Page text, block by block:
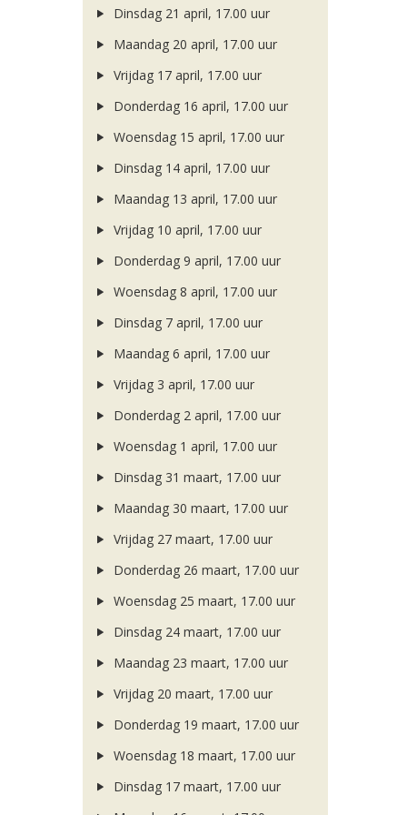
Dinsdag 21 april, 17.00 uur
Maandag 20 april, 17.00 uur
Vrijdag 17 april, 17.00 uur
Donderdag 16 april, 17.00 uur
Woensdag 15 april, 17.00 uur
Dinsdag 14 april, 17.00 uur
Maandag 13 april, 17.00 uur
Vrijdag 10 april, 17.00 uur
Donderdag 9 april, 17.00 uur
Woensdag 8 april, 17.00 uur
Dinsdag 7 april, 17.00 uur
Maandag 6 april, 17.00 uur
Vrijdag 3 april, 17.00 uur
Donderdag 2 april, 17.00 uur
Woensdag 1 april, 17.00 uur
Dinsdag 31 maart, 17.00 uur
Maandag 30 maart, 17.00 uur
Vrijdag 27 maart, 17.00 uur
Donderdag 26 maart, 17.00 uur
Woensdag 25 maart, 17.00 uur
Dinsdag 24 maart, 17.00 uur
Maandag 23 maart, 17.00 uur
Vrijdag 20 maart, 17.00 uur
Donderdag 19 maart, 17.00 uur
Woensdag 18 maart, 17.00 uur
Dinsdag 17 maart, 17.00 uur